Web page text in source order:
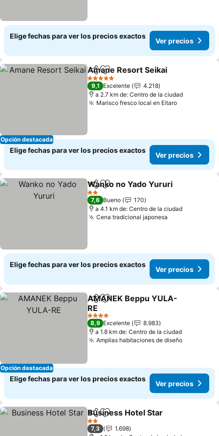
Elige fechas para ver los precios exactos
Ver precios
Opción destacada
CompartirAgregar a favoritos
Amane Resort Seikai
5 Estrellas
9,1 Excelente
4.218
a 2.7 km de: Centro de la ciudad
Marisco fresco local en Eitaro
Elige fechas para ver los precios exactos
Ver precios
CompartirAgregar a favoritos
Wanko no Yado Yururi
2 Estrellas
7,6 Bueno
170
a 4.1 km de: Centro de la ciudad
Cena tradicional japonesa
Elige fechas para ver los precios exactos
Ver precios
Opción destacada
CompartirAgregar a favoritos
AMANEK Beppu YULA-
RE
4 Estrellas
8,9 Excelente
8.983
a 1.8 km de: Centro de la ciudad
Amplias habitaciones de diseño
Elige fechas para ver los precios exactos
Ver precios
CompartirAgregar a favoritos
Business Hotel Star
2 Estrellas
7,3
1.698